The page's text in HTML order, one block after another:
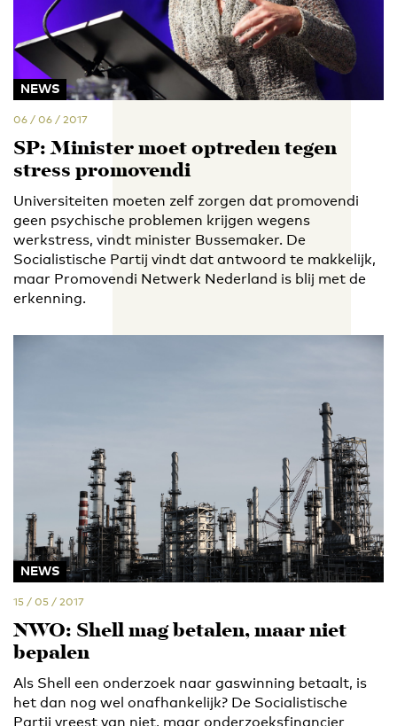
NEWS
06 / 06 / 2017
SP: Minister moet optreden tegen
stress promovendi
Universiteiten moeten zelf zorgen dat promovendi
geen psychische problemen krijgen wegens
werkstress, vindt minister Bussemaker. De
Socialistische Partij vindt dat antwoord te makkelijk,
maar Promovendi Netwerk Nederland is blij met de
erkenning.
NEWS
15 / 05 / 2017
NWO: Shell mag betalen, maar niet
bepalen
Als Shell een onderzoek naar gaswinning betaalt, is
het dan nog wel onafhankelijk? De Socialistische
Partij vreest van niet, maar onderzoeksfinancier